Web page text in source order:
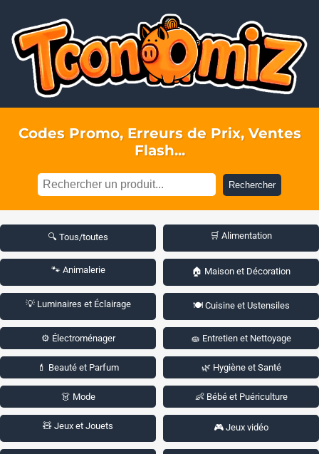
Codes Promo, Erreurs de Prix, Ventes
Flash...
Rechercher
🔍 Tous/toutes 🛒 Alimentation
🐾 Animalerie 🏠 Maison et Décoration
💡 Luminaires et Éclairage 🍽️ Cuisine et Ustensiles
⚙️ Électroménager 🧽 Entretien et Nettoyage
💄 Beauté et Parfum 🌿 Hygiène et Santé
👗 Mode 👶 Bébé et Puériculture
🧸 Jeux et Jouets 🎮 Jeux vidéo